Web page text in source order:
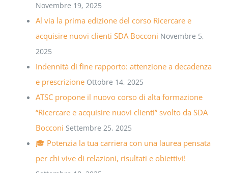
Novembre 19, 2025
Al via la prima edizione del corso Ricercare e
acquisire nuovi clienti SDA Bocconi Novembre 5,
2025
Indennità di fine rapporto: attenzione a decadenza
e prescrizione Ottobre 14, 2025
ATSC propone il nuovo corso di alta formazione
“Ricercare e acquisire nuovi clienti” svolto da SDA
Bocconi Settembre 25, 2025
🎓 Potenzia la tua carriera con una laurea pensata
per chi vive di relazioni, risultati e obiettivi!